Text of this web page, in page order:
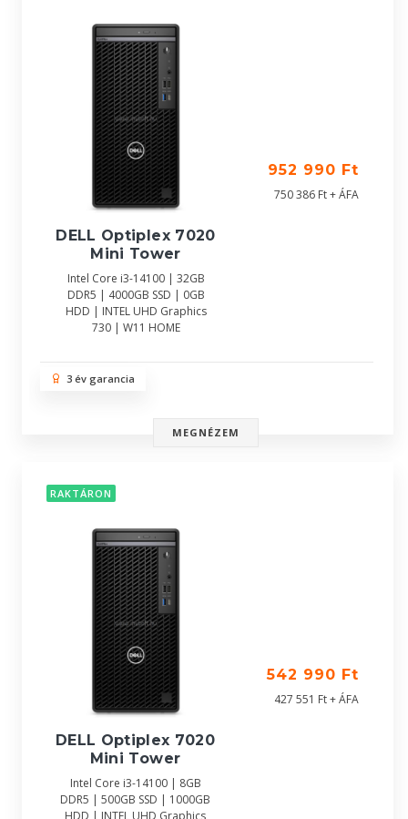
DELL Optiplex 7020
Mini Tower
Intel Core i3-14100 | 32GB
DDR5 | 4000GB SSD | 0GB
HDD | INTEL UHD Graphics
730 | W11 HOME
952 990 Ft
750 386 Ft + ÁFA
3 év garancia
MEGNÉZEM
RAKTÁRON
DELL Optiplex 7020
Mini Tower
Intel Core i3-14100 | 8GB
DDR5 | 500GB SSD | 1000GB
HDD | INTEL UHD Graphics
542 990 Ft
427 551 Ft + ÁFA